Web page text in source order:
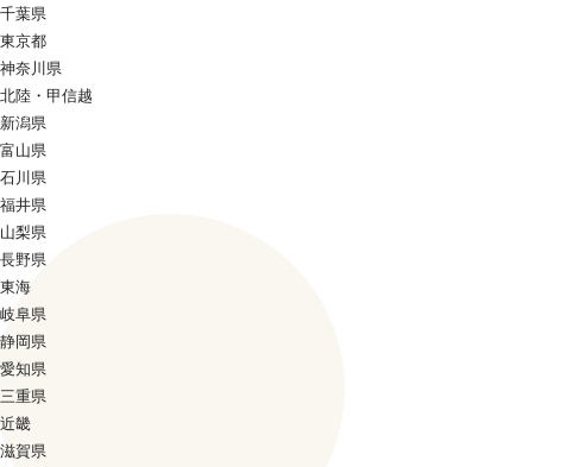
千葉県
東京都
神奈川県
北陸・甲信越
新潟県
富山県
石川県
福井県
山梨県
長野県
東海
岐阜県
静岡県
愛知県
三重県
近畿
滋賀県